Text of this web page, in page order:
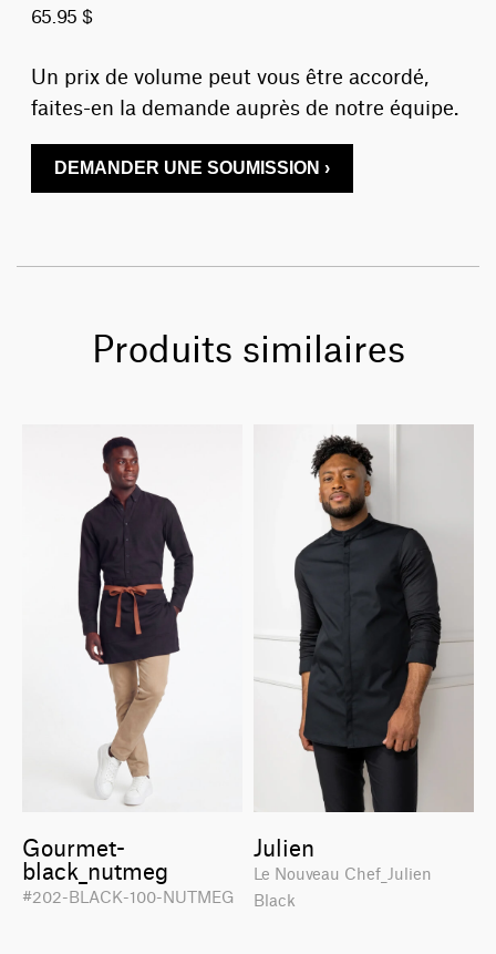
65.95 $
Un prix de volume peut vous être accordé,
faites-en la demande auprès de notre équipe.
DEMANDER UNE SOUMISSION ›
Produits similaires
Gourmet-
black_nutmeg
#202-BLACK-100-NUTMEG
Julien
Le Nouveau Chef_Julien
Black